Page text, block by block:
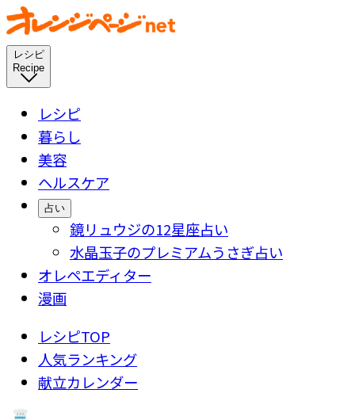
レシピ
Recipe
レシピ
暮らし
美容
ヘルスケア
占い
鏡リュウジの12星座占い
水晶玉子のプレミアムうさぎ占い
オレペエディター
漫画
レシピTOP
人気ランキング
献立カレンダー